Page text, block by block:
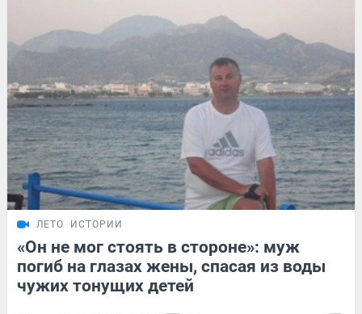
ЛЕТО ИСТОРИИ
«Он не мог стоять в стороне»: муж
погиб на глазах жены, спасая из воды
чужих тонущих детей